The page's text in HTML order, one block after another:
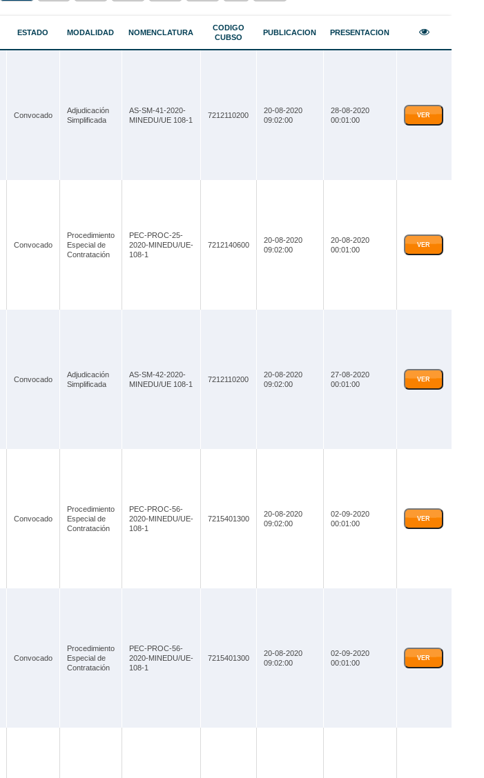
ESTADO MODALIDAD NOMENCLATURA
CODIGO
CUBSO
PUBLICACION PRESENTACION
Convocado
Adjudicación
Simplificada
AS-SM-41-2020-
MINEDU/UE 108-1
7212110200
20-08-2020
09:02:00
28-08-2020
00:01:00
VER
Convocado
Procedimiento
Especial de
Contratación
PEC-PROC-25-
2020-MINEDU/UE-
108-1
7212140600
20-08-2020
09:02:00
20-08-2020
00:01:00
VER
Convocado
Adjudicación
Simplificada
AS-SM-42-2020-
MINEDU/UE 108-1
7212110200
20-08-2020
09:02:00
27-08-2020
00:01:00
VER
Convocado
Procedimiento
Especial de
Contratación
PEC-PROC-56-
2020-MINEDU/UE-
108-1
7215401300
20-08-2020
09:02:00
02-09-2020
00:01:00
VER
Convocado
Procedimiento
Especial de
Contratación
PEC-PROC-56-
2020-MINEDU/UE-
108-1
7215401300
20-08-2020
09:02:00
02-09-2020
00:01:00
VER